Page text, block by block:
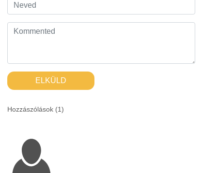
ELKÜLD
Hozzászólások (1)